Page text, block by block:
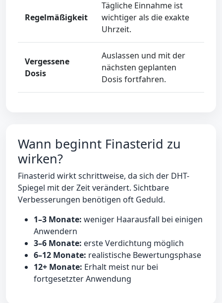
Regelmäßigkeit
Tägliche Einnahme ist
wichtiger als die exakte
Uhrzeit.
Vergessene
Dosis
Auslassen und mit der
nächsten geplanten
Dosis fortfahren.
Wann beginnt Finasterid zu
wirken?
Finasterid wirkt schrittweise, da sich der DHT-
Spiegel mit der Zeit verändert. Sichtbare
Verbesserungen benötigen oft Geduld.
1–3 Monate: weniger Haarausfall bei einigen
Anwendern
3–6 Monate: erste Verdichtung möglich
6–12 Monate: realistische Bewertungsphase
12+ Monate: Erhalt meist nur bei
fortgesetzter Anwendung